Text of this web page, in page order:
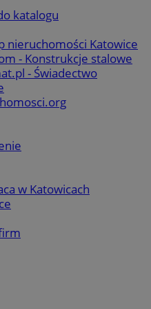
katalogu
nieruchomości Katowice
- Konstrukcje stalowe
- Świadectwo
w Katowicach